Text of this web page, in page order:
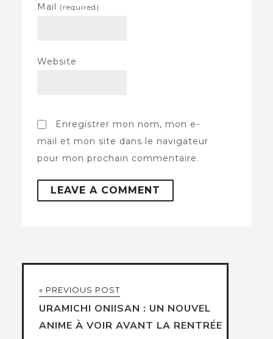
Mail (required)
Website
Enregistrer mon nom, mon e-
mail et mon site dans le navigateur
pour mon prochain commentaire.
« PREVIOUS POST
URAMICHI ONIISAN : UN NOUVEL
ANIME À VOIR AVANT LA RENTRÉE